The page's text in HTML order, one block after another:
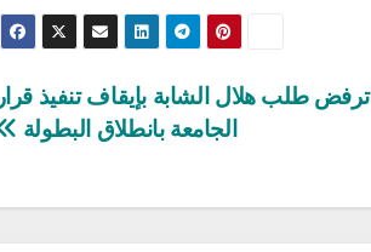
طلب هلال الشابة بإيقاف تنفيذ قرار
الجامعة بانطلاق البطولة